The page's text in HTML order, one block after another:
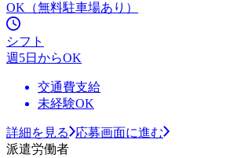
OK（無料駐車場あり）
シフト
週5日からOK
交通費支給
未経験OK
詳細を見る
応募画面に進む
派遣労働者